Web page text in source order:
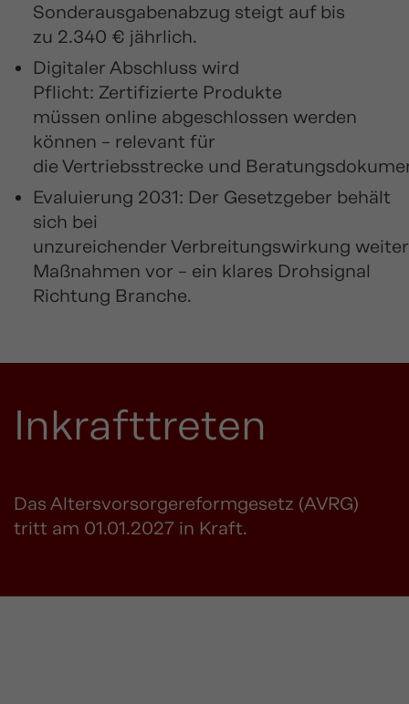
Sonderausgabenabzug steigt auf bis
zu 2.340 € jährlich.
Digitaler Abschluss wird
Pflicht: Zertifizierte Produkte
müssen online abgeschlossen werden
können – relevant für
die Vertriebsstrecke und
Evaluierung 2031: Der Gesetzgeber behält
sich bei
unzureichender Verbreitungswirkung
Maßnahmen vor – ein klares Drohsignal
Richtung Branche.
Inkrafttreten
Das Altersvorsorgereformgesetz (AVRG)
tritt am 01.01.2027 in Kraft.